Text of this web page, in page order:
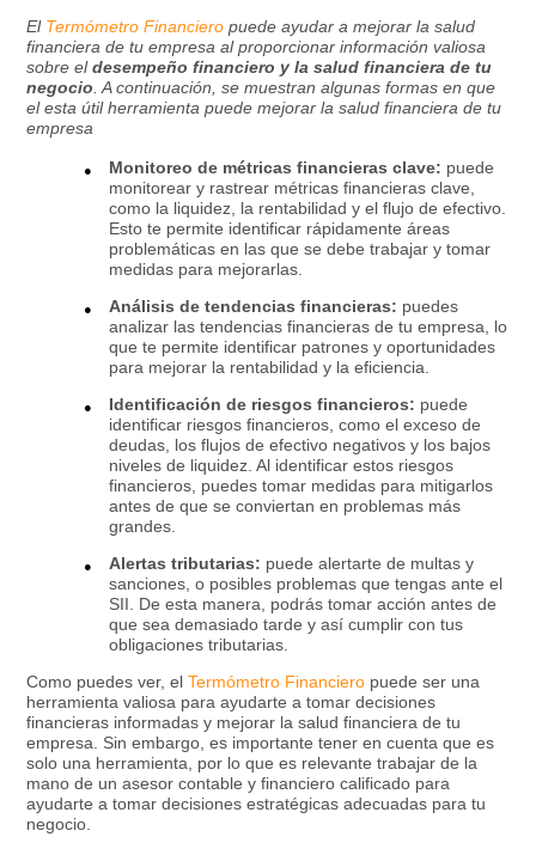
El Termómetro Financiero puede ayudar a mejorar la salud
financiera de tu empresa al proporcionar información valiosa
sobre eldesempeño financiero y la salud financiera de tu
negocio . A continuación, se muestran algunas formas en que
el esta útil herramienta puede mejorar la salud financiera de tu
empresa
Monitoreo de métricas financieras clave: puede
monitorear y rastrear métricas financieras clave,
como la liquidez, la rentabilidad y el flujo de efectivo.
Esto te permite identificar rápidamente áreas
problemáticas en las que se debe trabajar y tomar
medidas para mejorarlas.
Análisis de tendencias financieras: puedes
analizar las tendencias financieras de tu empresa, lo
que te permite identificar patrones y oportunidades
para mejorar la rentabilidad y la eficiencia.
Identificación de riesgos financieros: puede
identificar riesgos financieros, como el exceso de
deudas, los flujos de efectivo negativos y los bajos
niveles de liquidez. Al identificar estos riesgos
financieros, puedes tomar medidas para mitigarlos
antes de que se conviertan en problemas más
grandes.
Alertas tributarias: puede alertarte de multas y
sanciones, o posibles problemas que tengas ante el
SII. De esta manera, podrás tomar acción antes de
que sea demasiado tarde y así cumplir con tus
obligaciones tributarias.
Como puedes ver, el Termómetro Financiero puede ser una
herramienta valiosa para ayudarte a tomar decisiones
financieras informadas y mejorar la salud financiera de tu
empresa. Sin embargo, es importante tener en cuenta que es
solo una herramienta, por lo que es relevante trabajar de la
mano de un asesor contable y financiero calificado para
ayudarte a tomar decisiones estratégicas adecuadas para tu
negocio.